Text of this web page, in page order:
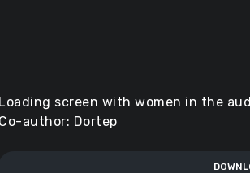
Loading screen with women in the
Co-author: Dortep